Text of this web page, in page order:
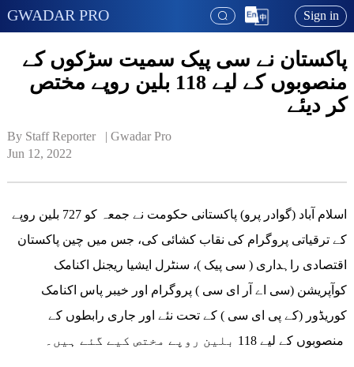
GWADAR PRO Sign in
پاکستان نے سی پیک سمیت سڑکوں کے
منصوبوں کے لیے 118 بلین روپے مختص
کر دیئے
By Staff Reporter   | Gwadar Pro
Jun 12, 2022
اسلام آباد (گوادر پرو) پاکستانی حکومت نے جمعہ کو 727 بلین روپے
کے ترقیاتی پروگرام کی نقاب کشائی کی، جس میں چین پاکستان
اقتصادی راہداری ( سی پیک )، سنٹرل ایشیا ریجنل اکنامک
کوآپریشن (سی اے آر ای سی ) پروگرام اور خیبر پاس اکنامک
کوریڈور (کے پی ای سی ) کے تحت نئے اور جاری رابطوں کے